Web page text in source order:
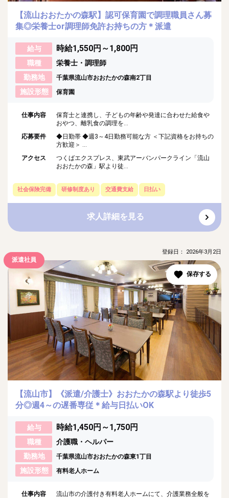
【流山おおたかの森駅】認可保育園で調理職員さん募
集◎栄養士or調理師免許お持ちの方＊派遣
給与 時給1,550円～1,800円
職種
栄養士・調理師
勤務地
千葉県流山市おおたかの森南2丁目
施設形態 保育園
仕事内容
保育士と連携し、子どもの年齢や発達に合わせた給食や
おやつ、離乳食の調理を...
応募要件
◆日勤帯 ◆週3～4日勤務可能な方 ＜下記資格をお持ちの
方歓迎＞ ...
アクセス
つくばエクスプレス、東武アーバンパークライン「流山
おおたかの森」駅より徒...
社会保険完備 研修制度あり 交通費支給 日払い
求人詳細を見る
派遣社員
登録日： 2026年3月2日
【流山市】《派遣/介護士》おおたかの森駅より徒歩5
分◎週4～の遅番専従＊給与日払いOK
給与 時給1,450円～1,750円
職種
介護職・ヘルパー
勤務地
千葉県流山市おおたかの森東1丁目
施設形態 有料老人ホーム
仕事内容
流山市の介護付き有料老人ホームにて、介護業務全般を